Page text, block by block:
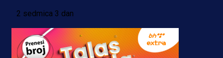
2 sedmica 3 dan